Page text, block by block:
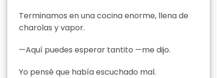
Terminamos en una cocina enorme, llena de
charolas y vapor.
—Aquí puedes esperar tantito —me dijo.
Yo pensé que había escuchado mal.